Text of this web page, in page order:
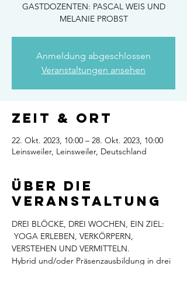
GASTDOZENTEN: PASCAL WEIS UND
MELANIE PROBST
Anmeldung abgeschlossen
Veranstaltungen ansehen
Zeit & Ort
22. Okt. 2023, 10:00 – 28. Okt. 2023, 10:00
Leinsweiler, Leinsweiler, Deutschland
Über die
Veranstaltung
DREI BLÖCKE, DREI WOCHEN, EIN ZIEL:
YOGA ERLEBEN, VERKÖRPERN,
VERSTEHEN UND VERMITTELN.
Hybrid und/oder Präsenzausbildung in drei